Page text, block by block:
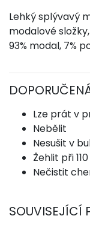
Lehký splývavý
modalové
93% modal, 7%
Lze prát v
Nebělit
Nesušit v
Žehlit při 110
Nečistit
SOUVISEJÍCÍ